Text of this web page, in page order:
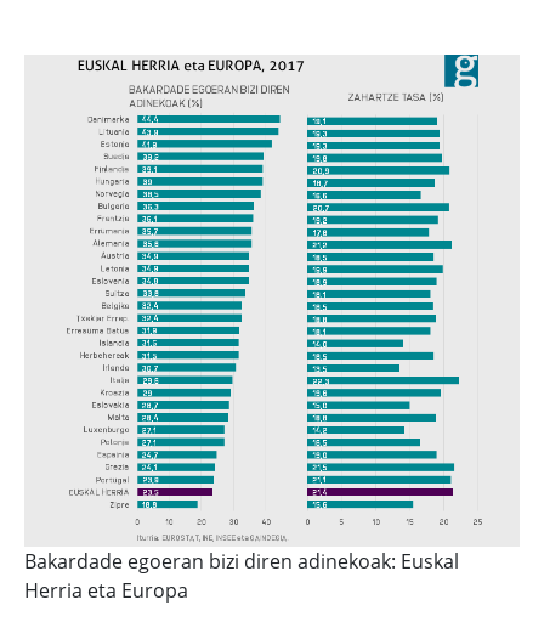
Bakardade egoeran bizi diren adinekoak: Euskal
Herria eta Europa